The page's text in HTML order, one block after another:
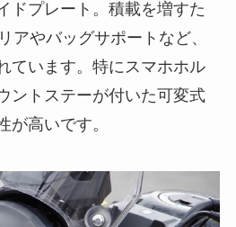
ドプレート。積載を増すた
アやバッグサポートなど、
ています。特にスマホホル
ントステーが付いた可変式
が高いです。